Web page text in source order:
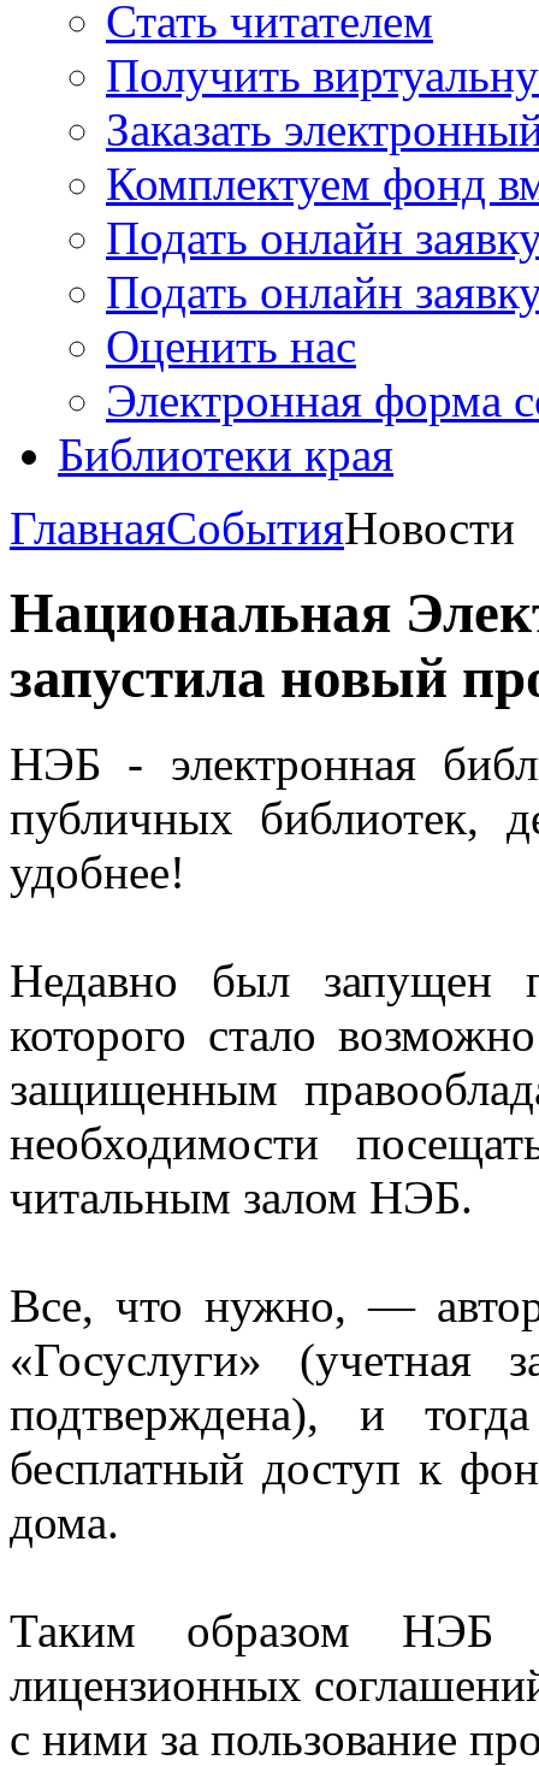
Стать читателем
Получить
Заказать
Комплектуем фонд
Подать онлайн
Подать онлайн
Оценить нас
Электронная форма
Библиотеки края
ГлавнаяСобытияНовости
Национальная
запустила новый
НЭБ - электронная
публичных библиотек,
удобнее!
Недавно был запущен
которого стало
защищенным
необходимости
читальным залом НЭБ.
Все, что нужно, —
«Госуслуги» (учетная
подтверждена), и
бесплатный доступ к
дома.
Таким образом НЭБ
лицензионных
с ними за пользование